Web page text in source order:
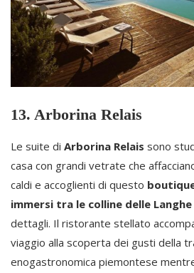
13. Arborina Relais
Le suite di Arborina Relais sono
casa con grandi vetrate che
caldi e accoglienti di questo
immersi tra le colline delle Langhe
dettagli. Il ristorante stellato
viaggio alla scoperta dei gusti della
enogastronomica piemontese